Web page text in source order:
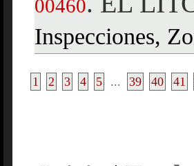
00460
Inspecciones,
1 2 3 4 5 ... 39 40 41